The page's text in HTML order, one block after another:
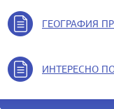
ГЕОГРАФИЯ
ИНТЕРЕСНО